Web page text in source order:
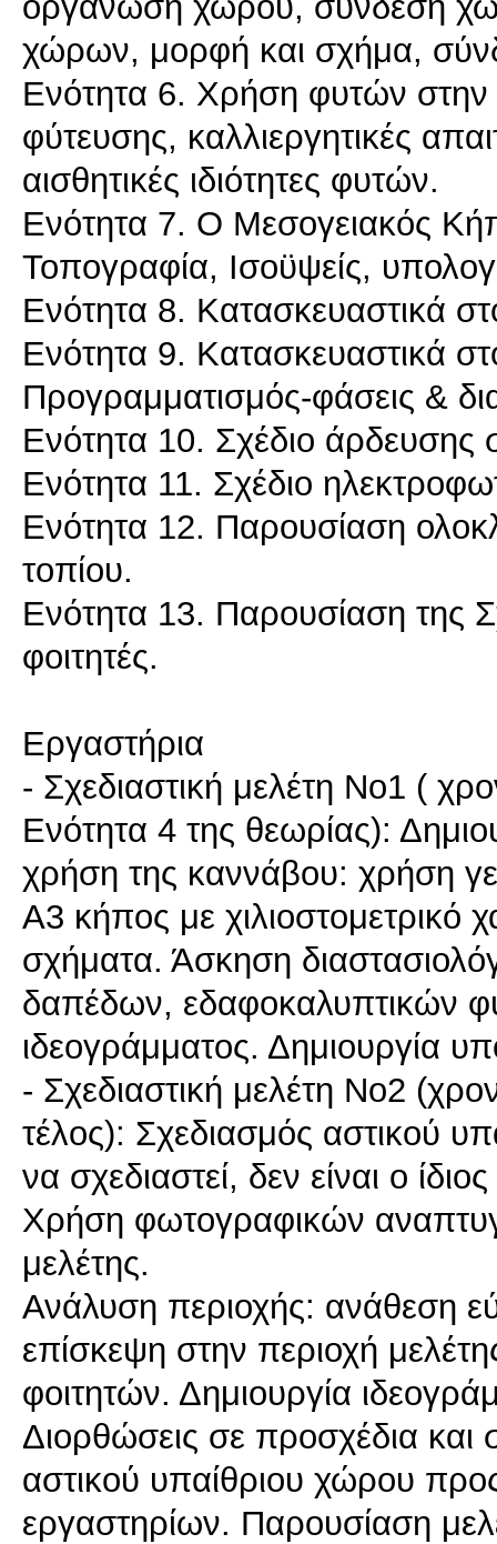
χώρων, μορφή και σχήμα,
Ενότητα 6. Χρήση φυτών στην
φύτευσης, καλλιεργητικές
αισθητικές ιδιότητες φυτών.
Ενότητα 7. Ο Μεσογειακός
Τοπογραφία, Ισοϋψείς,
Ενότητα 8. Κατασκευαστικά
Ενότητα 9. Κατασκευαστικά
Προγραμματισμός-φάσεις &
Ενότητα 10. Σχέδιο άρδευσης
Ενότητα 11. Σχέδιο
Ενότητα 12. Παρουσίαση
τοπίου.
Ενότητα 13. Παρουσίαση της
φοιτητές.
Εργαστήρια
- Σχεδιαστική μελέτη Νο1 (
Ενότητα 4 της θεωρίας):
χρήση της καννάβου: χρήση
Α3 κήπος με χιλιοστομετρικό
σχήματα. Άσκηση
δαπέδων, εδαφοκαλυπτικών
ιδεογράμματος. Δημιουργία
- Σχεδιαστική μελέτη Νο2
τέλος): Σχεδιασμός αστικού
να σχεδιαστεί, δεν είναι ο
Χρήση φωτογραφικών
μελέτης.
Ανάλυση περιοχής: ανάθεση
επίσκεψη στην περιοχή
φοιτητών. Δημιουργία
Διορθώσεις σε προσχέδια και
αστικού υπαίθριου χώρου
εργαστηρίων. Παρουσίαση